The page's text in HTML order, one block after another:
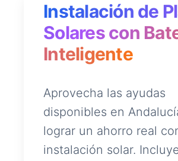
Instalación de
Solares con
Inteligente
Aprovecha las ayudas
disponibles en
lograr un ahorro real
instalación solar.